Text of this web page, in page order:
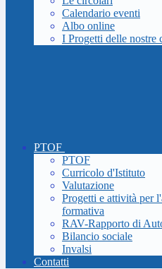
Calendario eventi
Albo online
I Progetti delle nostre
PTOF
PTOF
Curricolo d'Istituto
Valutazione
Progetti e attività per
formativa
RAV-Rapporto di
Bilancio sociale
Invalsi
Contatti